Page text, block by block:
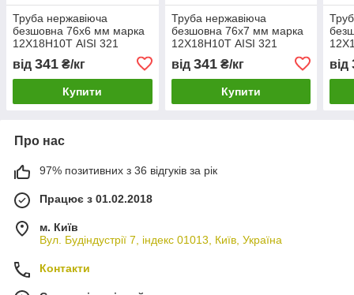
Труба нержавіюча
безшовна 76х6 мм марка
12Х18Н10Т AISI 321
від 341 ₴/кг
Купити
Труба нержавіюча
безшовна 76х7 мм марка
12Х18Н10Т AISI 321
від 341₴/кг
Купити
від
Про нас
97% позитивних з 36 відгуків за рік
Працює з 01.02.2018
м. Київ
Вул. Будіндустрії 7, індекс 01013, Київ, Україна
Контакти